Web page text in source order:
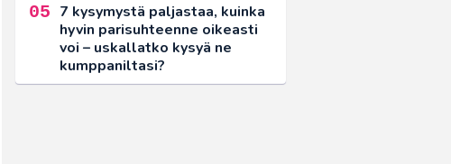
7 kysymystä paljastaa, kuinka
hyvin parisuhteenne oikeasti
voi – uskallatko kysyä ne
kumppaniltasi?